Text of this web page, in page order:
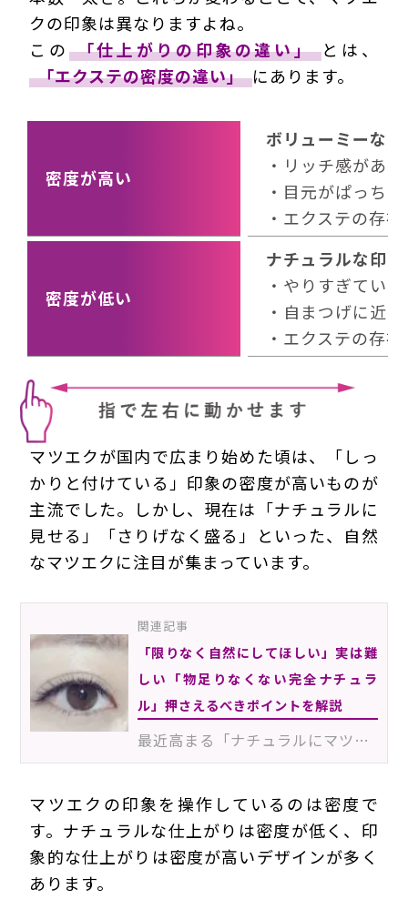
クの印象は異なりますよね。
この 「仕上がりの印象の違い」 とは、
「エクステの密度の違い」 にあります。
密度が高い
ボリューミーな
・リッチ感がある
・目元がぱっち
・エクステの存
密度が低い
ナチュラルな印象
・やりすぎてい
・自まつげに近
・エクステの存
マツエクが国内で広まり始めた頃は、「しっ
かりと付けている」印象の密度が高いものが
主流でした。しかし、現在は「ナチュラルに
見せる」「さりげなく盛る」といった、自然
なマツエクに注目が集まっています。
関連記事
「限りなく自然にしてほしい」実は難
しい「物足りなくない完全ナチュラ
ル」押さえるべきポイントを解説
最近高まる「ナチュラルにマツエクを付けたい」という需要。お客様から、こうした希望をいただくアイリス…
マツエクの印象を操作しているのは密度で
す。ナチュラルな仕上がりは密度が低く、印
象的な仕上がりは密度が高いデザインが多く
あります。